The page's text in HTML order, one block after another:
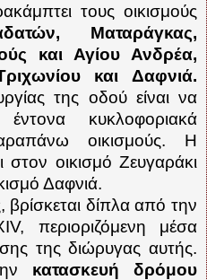
τους οικισμούς
Ματαράγκας,
και Αγίου Ανδρέα,
και Δαφνιά.
της οδού είναι να
κυκλοφοριακά
οικισμούς. Η
στον οικισμό Ζευγαράκι
Δαφνιά.
δίπλα από την
περιοριζόμενη μέσα
της διώρυγας αυτής.
κατασκευή δρόμου